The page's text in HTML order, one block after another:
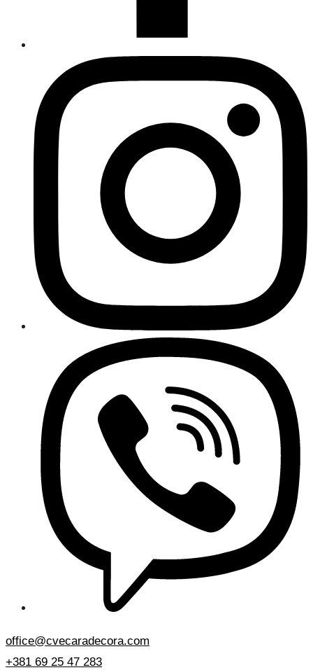
office@cvecaradecora.com
+381 69 25 47 283